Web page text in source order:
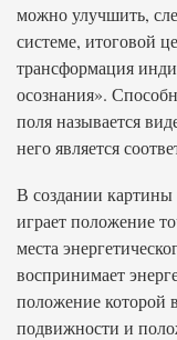
можно улучшить,
системе, итоговой
трансформация
осознания».
поля называется
него является
В создании
играет положение
места
воспринимает
положение которой
подвижности и